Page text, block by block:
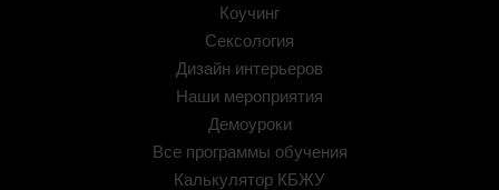
Коучинг
Сексология
Дизайн интерьеров
Наши мероприятия
Демоуроки
Все программы обучения
Калькулятор КБЖУ